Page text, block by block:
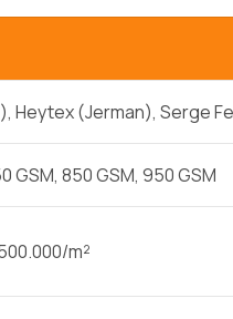
Heytex (Jerman), Serge
GSM, 850 GSM, 950 GSM
m²